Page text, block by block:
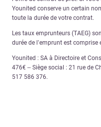
Younited conserve un certain
toute la durée de votre contrat.
Les taux emprunteurs (TAEG)
durée de l’emprunt est
Younited : SA à Directoire et
476€ – Siège social : 21 rue de
517 586 376.